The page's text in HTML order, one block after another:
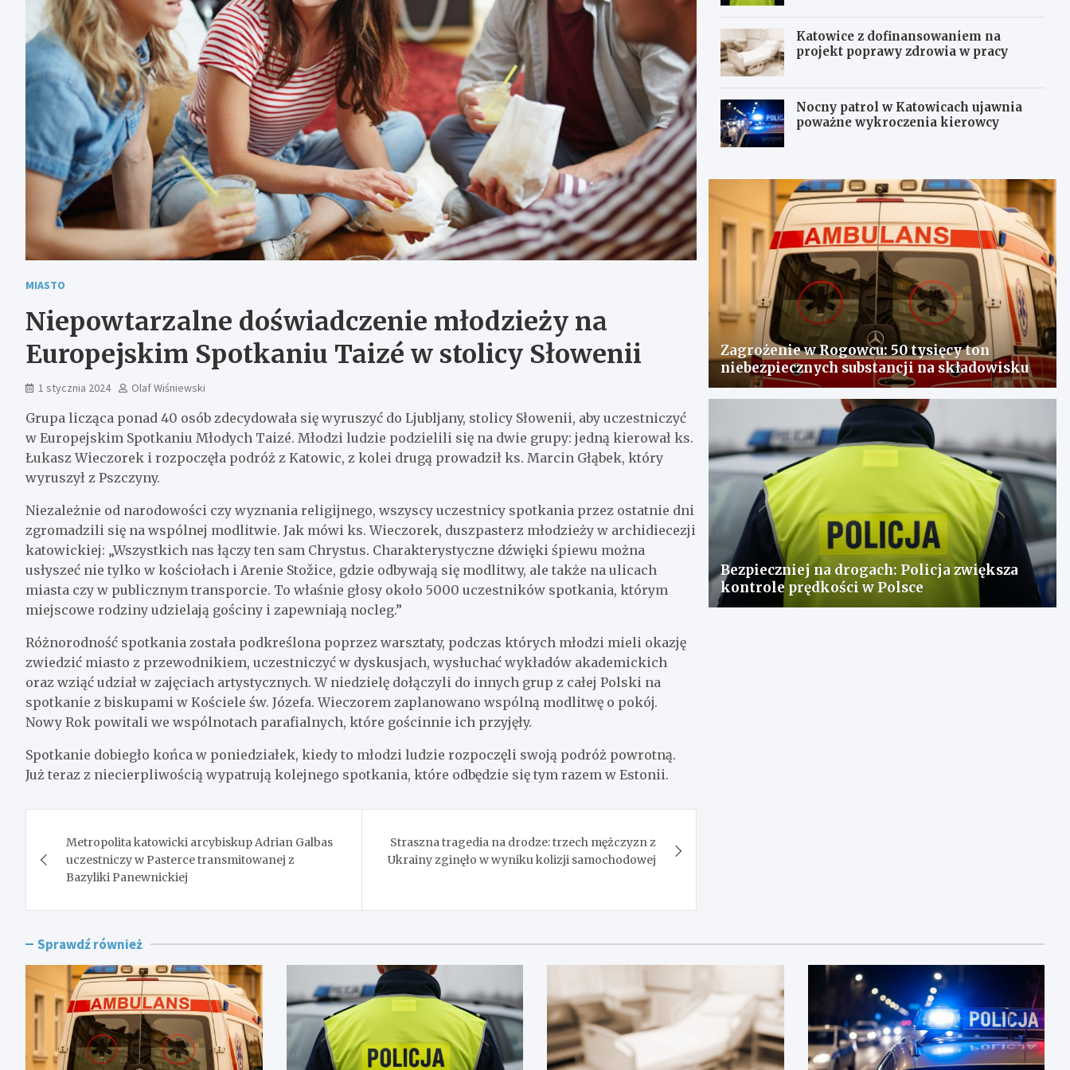
MIASTO
Niepowtarzalne doświadczenie młodzieży na
Europejskim Spotkaniu Taizé w stolicy Słowenii
1 stycznia 2024 Olaf Wiśniewski
Grupa licząca ponad 40 osób zdecydowała się wyruszyć do Ljubljany, stolicy Słowenii, aby uczestniczyć
w Europejskim Spotkaniu Młodych Taizé. Młodzi ludzie podzielili się na dwie grupy: jedną kierował ks.
Łukasz Wieczorek i rozpoczęła podróż z Katowic, z kolei drugą prowadził ks. Marcin Głąbek, który
wyruszył z Pszczyny.
Niezależnie od narodowości czy wyznania religijnego, wszyscy uczestnicy spotkania przez ostatnie dni
zgromadzili się na wspólnej modlitwie. Jak mówi ks. Wieczorek, duszpasterz młodzieży w archidiecezji
katowickiej: „Wszystkich nas łączy ten sam Chrystus. Charakterystyczne dźwięki śpiewu można
usłyszeć nie tylko w kościołach i Arenie Stožice, gdzie odbywają się modlitwy, ale także na ulicach
miasta czy w publicznym transporcie. To właśnie głosy około 5000 uczestników spotkania, którym
miejscowe rodziny udzielają gościny i zapewniają nocleg.”
Różnorodność spotkania została podkreślona poprzez warsztaty, podczas których młodzi mieli okazję
zwiedzić miasto z przewodnikiem, uczestniczyć w dyskusjach, wysłuchać wykładów akademickich
oraz wziąć udział w zajęciach artystycznych. W niedzielę dołączyli do innych grup z całej Polski na
spotkanie z biskupami w Kościele św. Józefa. Wieczorem zaplanowano wspólną modlitwę o pokój.
Nowy Rok powitali we wspólnotach parafialnych, które gościnnie ich przyjęły.
Spotkanie dobiegło końca w poniedziałek, kiedy to młodzi ludzie rozpoczęli swoją podróż powrotną.
Już teraz z niecierpliwością wypatrują kolejnego spotkania, które odbędzie się tym razem w Estonii.
wpisu
Metropolita katowicki arcybiskup Adrian Galbas
uczestniczy w Pasterce transmitowanej z
Bazyliki Panewnickiej
Straszna tragedia na drodze: trzech mężczyzn z
Ukrainy zginęło w wyniku kolizji samochodowej
Katowice z dofinansowaniem na
projekt poprawy zdrowia w pracy
Nocny patrol w Katowicach ujawnia
poważne wykroczenia kierowcy
Zagrożenie w Rogowcu: 50 tysięcy ton
niebezpiecznych substancji na składowisku
Bezpieczniej na drogach: Policja zwiększa
kontrole prędkości w Polsce
Sprawdź również